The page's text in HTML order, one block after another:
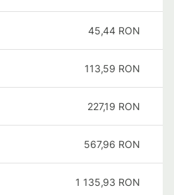
45,44 RON
113,59 RON
227,19 RON
567,96 RON
1 135,93 RON